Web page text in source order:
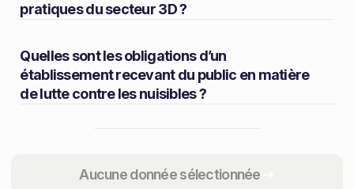
Aucune donnée sélectionnée
pratiques du secteur 3D ?
Quelles sont les obligations d’un
établissement recevant du public en matière
de lutte contre les nuisibles ?
Partager